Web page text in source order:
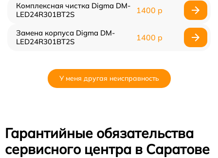
Комплексная чистка Digma DM-
LED24R301BT2S
1400 р
Замена корпуса Digma DM-
LED24R301BT2S
1400 р
У меня другая неисправность
Гарантийные обязательства
сервисного центра в Саратове